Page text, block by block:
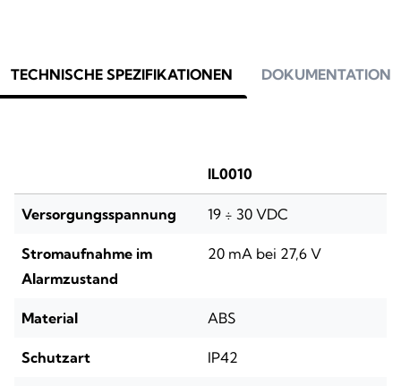
TECHNISCHE SPEZIFIKATIONEN DOKUMENTATION
IL0010
Versorgungsspannung 19 ÷ 30 VDC
Stromaufnahme im
Alarmzustand
20 mA bei 27,6 V
Material ABS
Schutzart IP42